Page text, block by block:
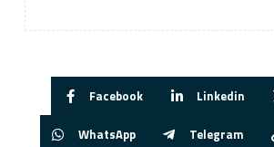
Facebook Linkedin
WhatsApp Telegram